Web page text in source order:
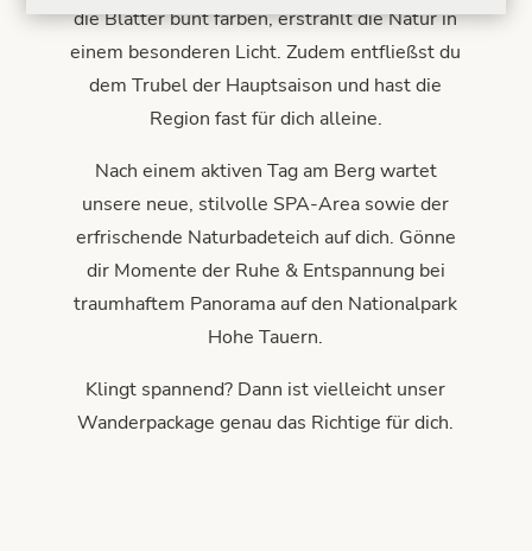
die Blätter bunt färben, erstrahlt die Natur in
einem besonderen Licht.Zudem entfließst du
dem Trubel der Hauptsaison und hast die
Region fast für dich alleine.
Nach einem aktiven Tag am Berg wartet
unsere neue, stilvolle SPA-Area sowie der
erfrischende Naturbadeteich auf dich. Gönne
dir Momente der Ruhe & Entspannung bei
traumhaftem Panorama auf den Nationalpark
Hohe Tauern.
Klingt spannend? Dann ist vielleicht unser
Wanderpackage genau das Richtige für dich.